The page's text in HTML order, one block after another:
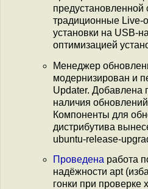
предустановленной
традиционные Live-
установки на USB-
оптимизацией
Менеджер
модернизирован и
Updater. Добавлена
наличия
Компоненты для
дистрибутива
ubuntu-release-
Проведена работа
надёжности apt
гонки при проверке